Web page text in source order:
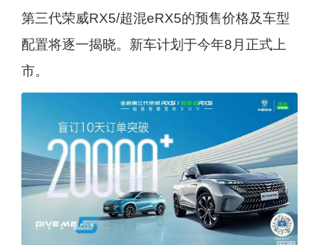
第三代荣威RX5/超混eRX5的预售价格及车型
配置将逐一揭晓。新车计划于今年8月正式上
市。